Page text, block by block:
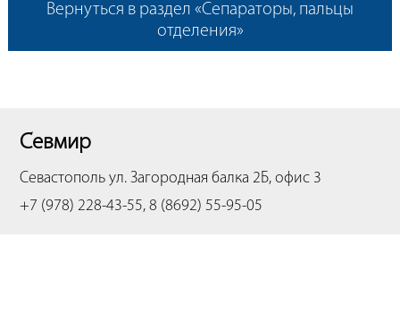
Вернуться в раздел «Сепараторы, пальцы
отделения»
Севмир
Севастополь ул. Загородная балка 2Б, офис 3
+7 (978) 228-43-55, 8 (8692) 55-95-05